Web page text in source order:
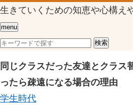
生きていくための知恵や心構え
menu
同じクラスだった友達とクラス
ったら疎遠になる場合の理由
学生時代